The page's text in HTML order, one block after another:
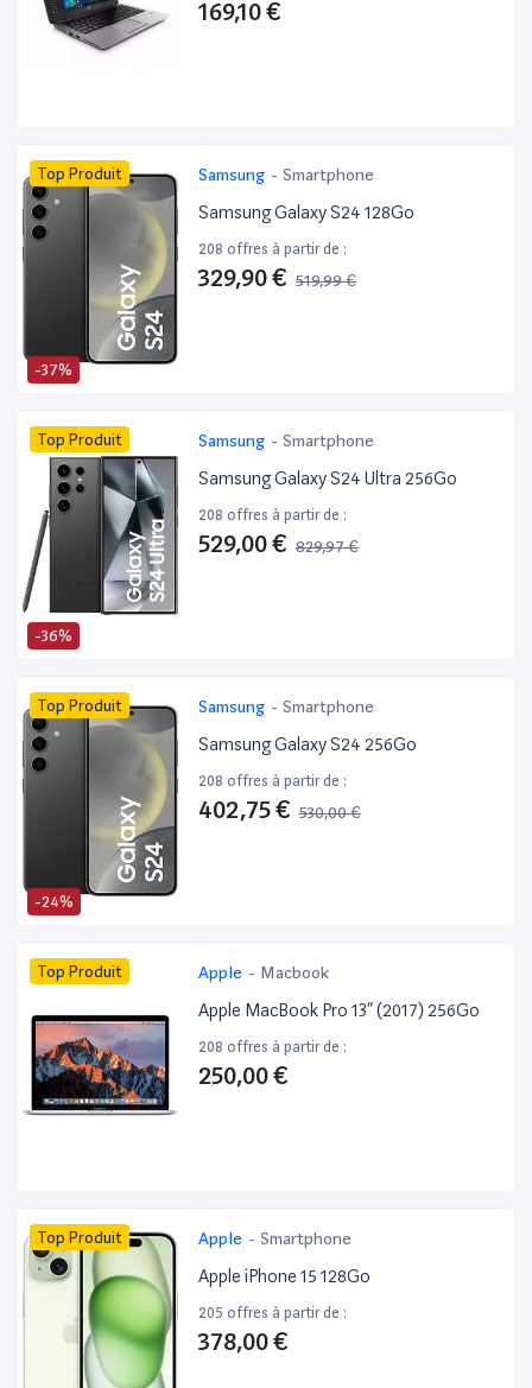
169,10 €
-37%
Top Produit Samsung - Smartphone
Samsung Galaxy S24 128Go
208 offres à partir de :
329,90 € 519,99 €
-36%
Top Produit Samsung - Smartphone
Samsung Galaxy S24 Ultra 256Go
208 offres à partir de :
529,00 € 829,97 €
-24%
Top Produit Samsung - Smartphone
Samsung Galaxy S24 256Go
208 offres à partir de :
402,75 € 530,00 €
Top Produit Apple - Macbook
Apple MacBook Pro 13” (2017) 256Go
208 offres à partir de :
250,00 €
Top Produit Apple - Smartphone
Apple iPhone 15 128Go
205 offres à partir de :
378,00 €